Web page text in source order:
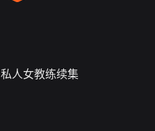
私人女教练续集